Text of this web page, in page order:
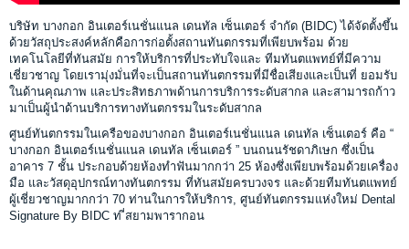
บริษัท บางกอก อินเตอร์เนชั่นแนล เดนทัล เซ็นเตอร์ จำกัด (BIDC) ได้จัดตั้งขึ้น
ด้วยวัสถุประสงค์หลักคือการก่อตั้งสถานทันตกรรมที่เพียบพร้อม ด้วย
เทคโนโลยีที่ทันสมัย การให้บริการที่ประทับใจและ ทีมทันตแพทย์ที่มีความ
เชี่ยวชาญ โดยเรามุ่งมั่นที่จะเป็นสถานทันตกรรมที่มีชื่อเสียงและเป็นที่ ยอมรับ
ในด้านคุณภาพ และประสิทธภาพด้านการบริการระดับสากล และสามารถก้าว
มาเป็นผู้นำด้านบริการทางทันตกรรมในระดับสากล
ศูนย์ทันตกรรมในเครือของบางกอก อินเตอร์เนชั่นแนล เดนทัล เซ็นเตอร์ คือ “
บางกอก อินเตอร์เนชั่นแนล เดนทัล เซ็นเตอร์ ” บนถนนรัชดาภิเษก ซึ่งเป็น
อาคาร 7 ชั้น ประกอบด้วยห้องทำฟันมากกว่า 25 ห้องซึ่งเพียบพร้อมด้วยเครื่อง
มือ และวัสดุอุปกรณ์ทางทันตกรรม ที่ทันสมัยครบวงจร และด้วยทีมทันตแพทย์
ผู้เชี่ยวชาญมากกว่า 70 ท่านในการให้บริการ, ศูนย์ทันตกรรมแห่งใหม่ Dental
Signature By BIDC ท ี่สยามพารากอน